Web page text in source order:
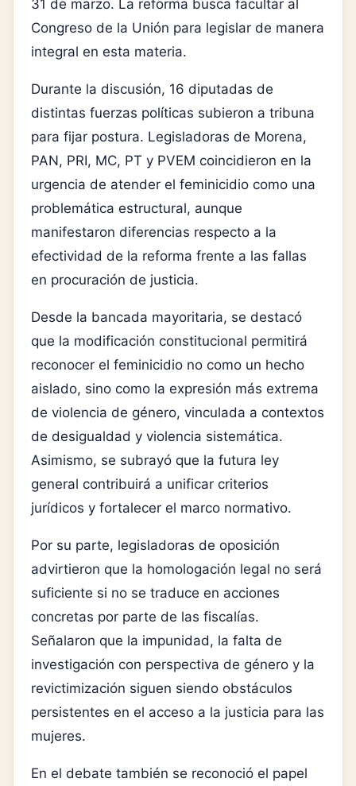
31 de marzo. La reforma busca facultar al
Congreso de la Unión para legislar de manera
integral en esta materia.
Durante la discusión, 16 diputadas de
distintas fuerzas políticas subieron a tribuna
para fijar postura. Legisladoras de Morena,
PAN, PRI, MC, PT y PVEM coincidieron en la
urgencia de atender el feminicidio como una
problemática estructural, aunque
manifestaron diferencias respecto a la
efectividad de la reforma frente a las fallas
en procuración de justicia.
Desde la bancada mayoritaria, se destacó
que la modificación constitucional permitirá
reconocer el feminicidio no como un hecho
aislado, sino como la expresión más extrema
de violencia de género, vinculada a contextos
de desigualdad y violencia sistemática.
Asimismo, se subrayó que la futura ley
general contribuirá a unificar criterios
jurídicos y fortalecer el marco normativo.
Por su parte, legisladoras de oposición
advirtieron que la homologación legal no será
suficiente si no se traduce en acciones
concretas por parte de las fiscalías.
Señalaron que la impunidad, la falta de
investigación con perspectiva de género y la
revictimización siguen siendo obstáculos
persistentes en el acceso a la justicia para las
mujeres.
En el debate también se reconoció el papel